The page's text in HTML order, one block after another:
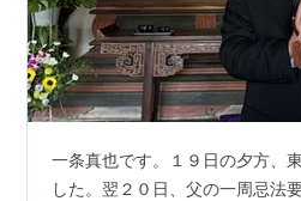
一条真也です。１９日の夕方、
した。翌２０日、父の一周忌法